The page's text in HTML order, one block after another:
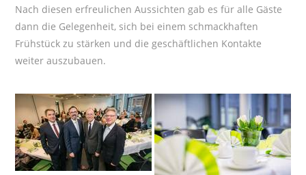
Nach diesen erfreulichen Aussichten gab es für alle Gäste
dann die Gelegenheit, sich bei einem schmackhaften
Frühstück zu stärken und die geschäftlichen Kontakte
weiter auszubauen.